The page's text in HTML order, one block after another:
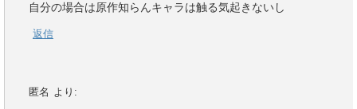
自分の場合は原作知らんキャラは触る気起きないし
返信
匿名 より: